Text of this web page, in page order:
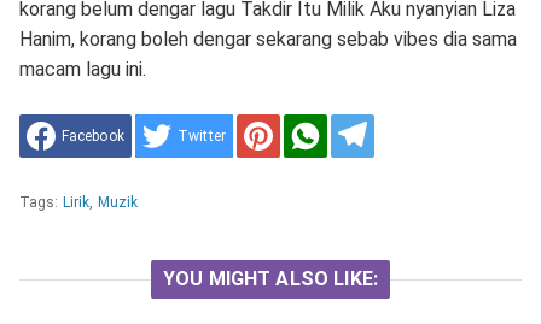
korang belum dengar lagu Takdir Itu Milik Aku nyanyian Liza
Hanim, korang boleh dengar sekarang sebab vibes dia sama
macam lagu ini.
Facebook Twitter
Tags: Lirik Muzik
YOU MIGHT ALSO LIKE: